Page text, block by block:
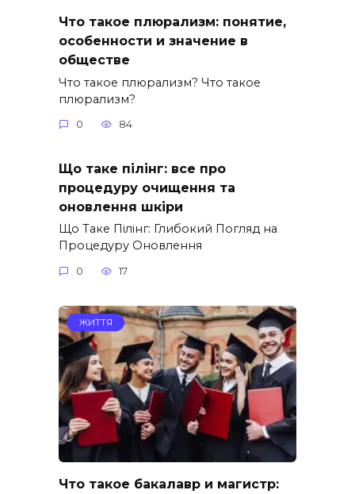
Что такое плюрализм: понятие,
особенности и значение в
обществе
Что такое плюрализм? Что такое
плюрализм?
0 84
Що таке пілінг: все про
процедуру очищення та
оновлення шкіри
Що Таке Пілінг: Глибокий Погляд на
Процедуру Оновлення
0 17
ЖИТТЯ
Что такое бакалавр и магистр: